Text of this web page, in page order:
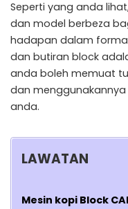
Seperti yang anda
dan model berbeza
hadapan dalam
dan butiran block
anda boleh memuat
dan
anda.
LAWATAN
Mesin kopi Block